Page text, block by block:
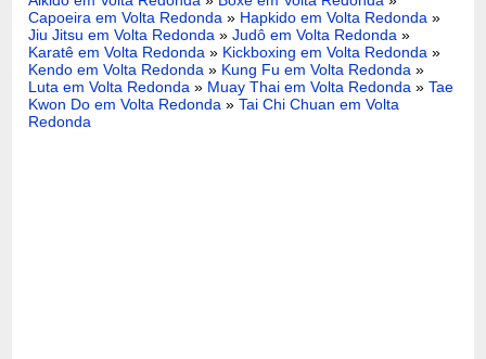
Capoeira em Volta Redonda » Hapkido em Volta Redonda »
Jiu Jitsu em Volta Redonda »Judô em Volta Redonda »
Karatê em Volta Redonda » Kickboxing em Volta Redonda »
Kendo em Volta Redonda » Kung Fu em Volta Redonda »
Luta em Volta Redonda » Muay Thai em Volta Redonda »Tae
Kwon Do em Volta Redonda »Tai Chi Chuan em Volta
Redonda